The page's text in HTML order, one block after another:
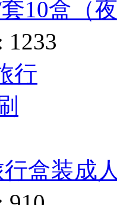
10盒（
1233
行盒装成